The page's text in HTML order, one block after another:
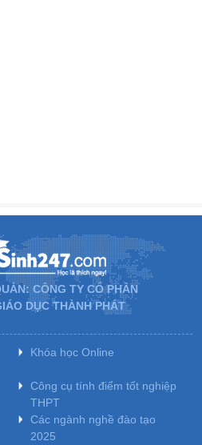
CÔNG TY CỔ PHẦN
DỤC THÀNH PHÁT
Khóa học Online
Công cụ tính điểm tốt nghiệp
THPT
Các ngành nghề đào tạo
2025